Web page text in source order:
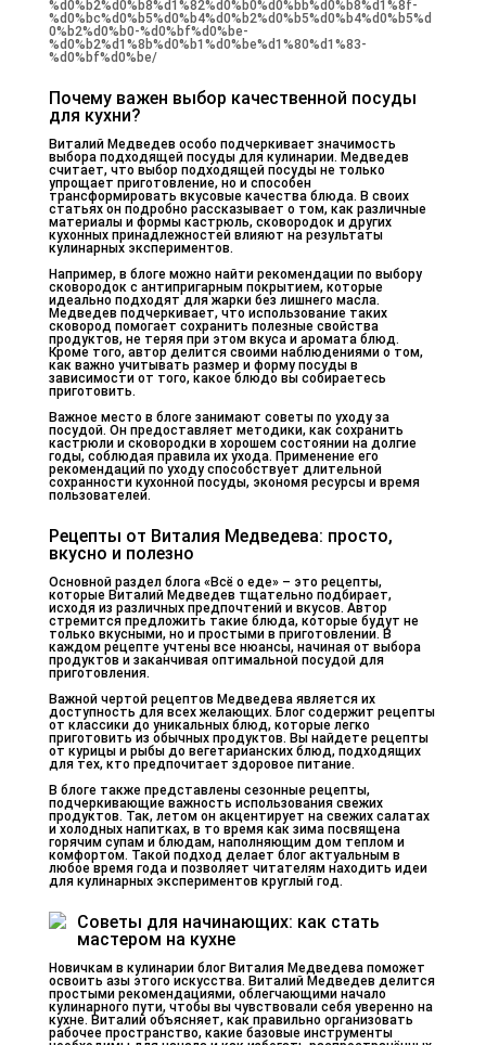
%d0%b2%d0%b8%d1%82%d0%b0%d0%bb%d0%b8%d1%8f-
%d0%bc%d0%b5%d0%b4%d0%b2%d0%b5%d0%b4%d0%b5%d
0%b2%d0%b0-%d0%bf%d0%be-
%d0%b2%d1%8b%d0%b1%d0%be%d1%80%d1%83-
%d0%bf%d0%be/
Почему важен выбор качественной посуды
для кухни?
Виталий Медведев особо подчеркивает значимость
выбора подходящей посуды для кулинарии. Медведев
считает, что выбор подходящей посуды не только
упрощает приготовление, но и способен
трансформировать вкусовые качества блюда. В своих
статьях он подробно рассказывает о том, как различные
материалы и формы кастрюль, сковородок и других
кухонных принадлежностей влияют на результаты
кулинарных экспериментов.
Например, в блоге можно найти рекомендации по выбору
сковородок с антипригарным покрытием, которые
идеально подходят для жарки без лишнего масла.
Медведев подчеркивает, что использование таких
сковород помогает сохранить полезные свойства
продуктов, не теряя при этом вкуса и аромата блюд.
Кроме того, автор делится своими наблюдениями о том,
как важно учитывать размер и форму посуды в
зависимости от того, какое блюдо вы собираетесь
приготовить.
Важное место в блоге занимают советы по уходу за
посудой. Он предоставляет методики, как сохранить
кастрюли и сковородки в хорошем состоянии на долгие
годы, соблюдая правила их ухода. Применение его
рекомендаций по уходу способствует длительной
сохранности кухонной посуды, экономя ресурсы и время
пользователей.
Рецепты от Виталия Медведева: просто,
вкусно и полезно
Основной раздел блога «Всё о еде» – это рецепты,
которые Виталий Медведев тщательно подбирает,
исходя из различных предпочтений и вкусов. Автор
стремится предложить такие блюда, которые будут не
только вкусными, но и простыми в приготовлении. В
каждом рецепте учтены все нюансы, начиная от выбора
продуктов и заканчивая оптимальной посудой для
приготовления.
Важной чертой рецептов Медведева является их
доступность для всех желающих. Блог содержит рецепты
от классики до уникальных блюд, которые легко
приготовить из обычных продуктов. Вы найдете рецепты
от курицы и рыбы до вегетарианских блюд, подходящих
для тех, кто предпочитает здоровое питание.
В блоге также представлены сезонные рецепты,
подчеркивающие важность использования свежих
продуктов. Так, летом он акцентирует на свежих салатах
и холодных напитках, в то время как зима посвящена
горячим супам и блюдам, наполняющим дом теплом и
комфортом. Такой подход делает блог актуальным в
любое время года и позволяет читателям находить идеи
для кулинарных экспериментов круглый год.
Советы для начинающих: как стать
мастером на кухне
Новичкам в кулинарии блог Виталия Медведева поможет
освоить азы этого искусства. Виталий Медведев делится
простыми рекомендациями, облегчающими начало
кулинарного пути, чтобы вы чувствовали себя уверенно на
кухне. Виталий объясняет, как правильно организовать
рабочее пространство, какие базовые инструменты